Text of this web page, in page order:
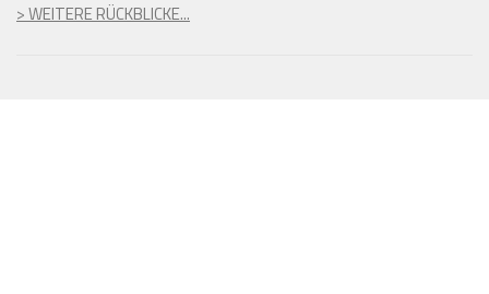
> WEITERE RÜCKBLICKE...